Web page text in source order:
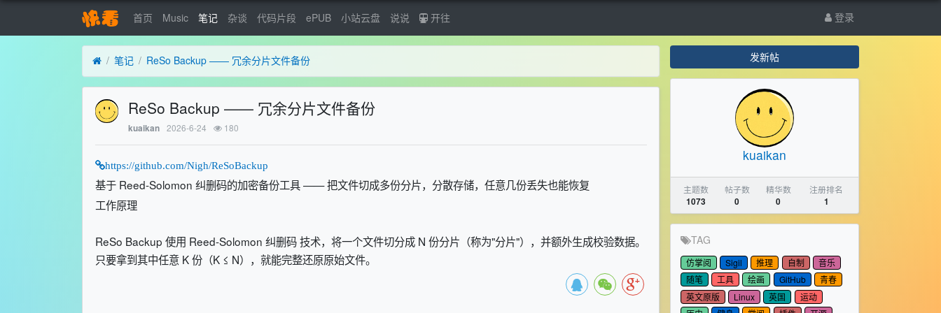
首页 Music 笔记 杂谈 代码片段 ePUB 小站云盘 说说 开往 登录
笔记 ReSo Backup —— 冗余分片文件备份
ReSo Backup —— 冗余分片文件备份
kuaikan 2026-6-24 180
https://github.com/Nigh/ReSoBackup
基于 Reed-Solomon 纠删码的加密备份工具 —— 把文件切成多份分片，分散存储，任意几份丢失也能恢复
工作原理
ReSo Backup 使用 Reed-Solomon 纠删码 技术，将一个文件切分成 N 份分片（称为"分片"），并额外生成校验数据。
只要拿到其中任意 K 份（K ≤ N），就能完整还原原始文件。
发新帖
kuaikan
主题数
1073
帖子数
0
精华数
0
注册排名
1
TAG
仿掌阅 Sigil 推理 自制
音乐
随笔
工具 绘画 GitHub
青春
英文原版
Linux 英国
运动